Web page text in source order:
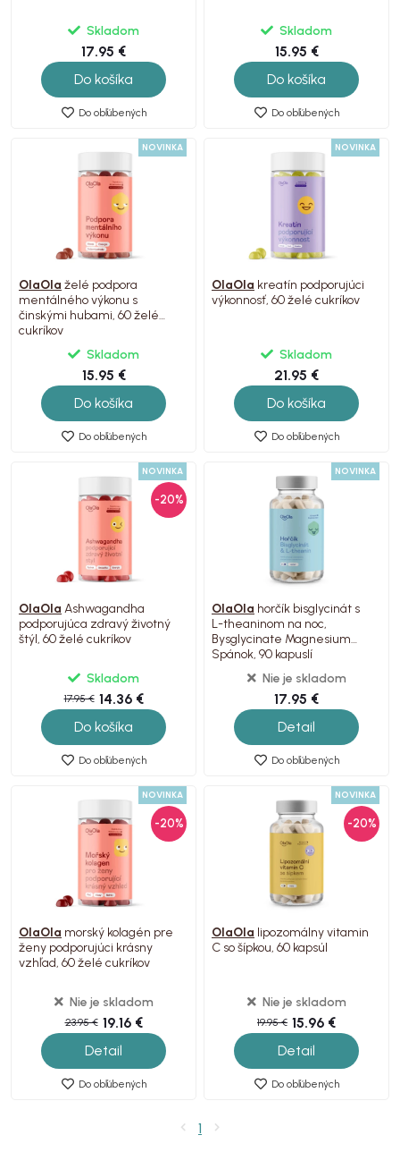
Skladom
17.95 €
Do košíka
Do obľúbených
Skladom
15.95 €
Do košíka
Do obľúbených
NOVINKA
OlaOla želé podpora
mentálného výkonu s
činskými hubami, 60 želé
cukríkov
Skladom
15.95 €
Do košíka
Do obľúbených
NOVINKA
OlaOla kreatín podporujúci
výkonnosť, 60 želé cukríkov
Skladom
21.95 €
Do košíka
Do obľúbených
NOVINKA
-20%
OlaOla Ashwagandha
podporujúca zdravý životný
štýl, 60 želé cukríkov
Skladom
17.95 € 14.36 €
Do košíka
Do obľúbených
NOVINKA
OlaOla horčík bisglycinát s
L-theaninom na noc,
Bysglycinate Magnesium
Spánok, 90 kapuslí
Nie je skladom
17.95 €
Detail
Do obľúbených
NOVINKA
-20%
OlaOla morský kolagén pre
ženy podporujúci krásny
vzhľad, 60 želé cukríkov
Nie je skladom
23.95 € 19.16 €
Detail
Do obľúbených
NOVINKA
-20%
OlaOla lipozomálny vitamin
C so šípkou, 60 kapsúl
Nie je skladom
19.95 € 15.96 €
Detail
Do obľúbených
1